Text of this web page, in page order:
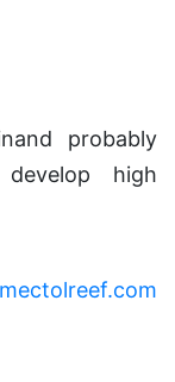
probably
high